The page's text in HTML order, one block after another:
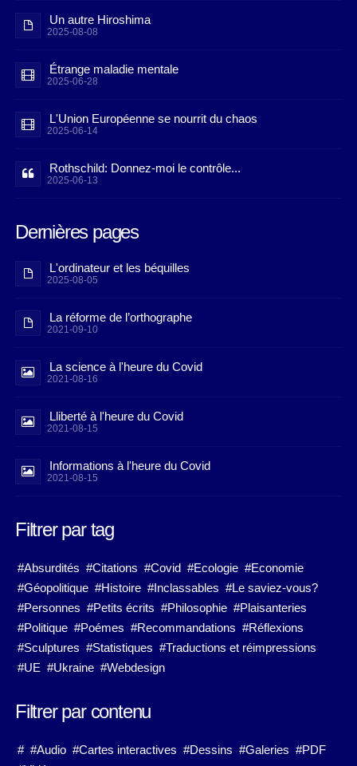
Un autre Hiroshima
2025-08-08
Étrange maladie mentale
2025-06-28
L'Union Européenne se nourrit du chaos
2025-06-14
Rothschild: Donnez-moi le contrôle...
2025-06-13
Dernières pages
L'ordinateur et les béquilles
2025-08-05
La réforme de l’orthographe
2021-09-10
La science à l'heure du Covid
2021-08-16
Lliberté à l'heure du Covid
2021-08-15
Informations à l'heure du Covid
2021-08-15
Filtrer par tag
#Absurdités #Citations #Covid #Ecologie #Economie
#Géopolitique #Histoire #Inclassables #Le saviez-vous?
#Personnes #Petits écrits #Philosophie #Plaisanteries
#Politique #Poémes #Recommandations #Réflexions
#Sculptures #Statistiques #Traductions et réimpressions
#UE #Ukraine #Webdesign
Filtrer par contenu
# #Audio #Cartes interactives #Dessins #Galeries #PDF